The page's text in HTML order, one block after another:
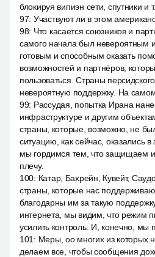
блокируя випиэн сети, спутники и
97: Участвуют ли в этом
98: Что касается союзников и
самого начала был невероятным
готовым и способным оказать
возможностей и партнёров,
пользоваться. Страны
невероятную поддержку. На
99: Рассудая, попытка Ирана
инфраструктуре и другим
страны, которые, возможно, не
ситуацию, как сейчас, оказались
мы гордимся тем, что защищаем
плечу.
100: Катар, Бахрейн, Кувейт,
страны, которые нас
благодарны им за такую
интернета, мы видим, что режим
усилить контроль. И, конечно, мы
101 : Меры, оо многих из которых
делаем все, чтобы сообщения